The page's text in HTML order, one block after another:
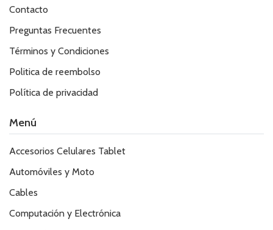
Contacto
Preguntas Frecuentes
Términos y Condiciones
Politica de reembolso
Política de privacidad
Menú
Accesorios Celulares Tablet
Automóviles y Moto
Cables
Computación y Electrónica